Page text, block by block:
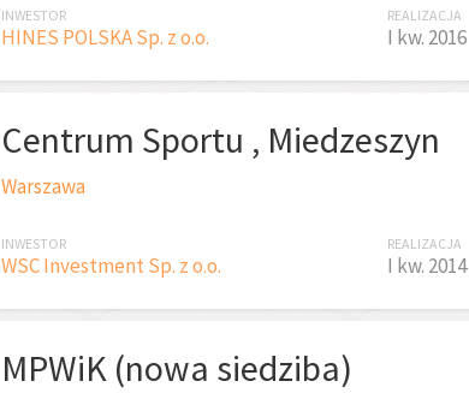
INWESTOR
HINES POLSKA Sp. z o.o.
REALIZACJA
I kw. 2016
Centrum Sportu , Miedzeszyn
Warszawa
INWESTOR
WSC Investment Sp. z o.o.
REALIZACJA
I kw. 2014
MPWiK (nowa siedziba)